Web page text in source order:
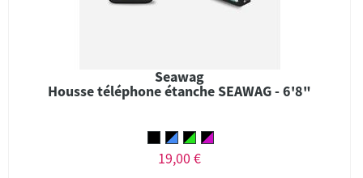
Seawag
Housse téléphone étanche SEAWAG - 6'8"
19,00 €